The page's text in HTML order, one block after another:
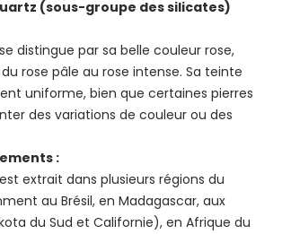
(sous-groupe des silicates)
distingue par sa belle couleur rose,
rose pâle au rose intense. Sa teinte
uniforme, bien que certaines pierres
des variations de couleur ou des
:
extrait dans plusieurs régions du
au Brésil, en Madagascar, aux
du Sud et Californie), en Afrique du